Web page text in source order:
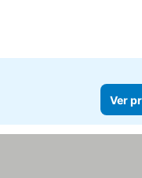
Ver